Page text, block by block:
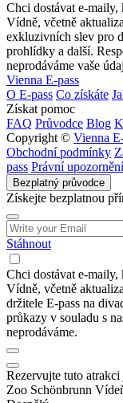
Chci dostávat e-maily,
Vídně, včetně
exkluzivních slev pro
prohlídky a další.
neprodáváme vaše
Vienna E-pass
O E-pass Co získáte
Získat pomoc
FAQ Průvodce Blog
Copyright © Vienna
Obchodní podmínky
pass Právní
Bezplatný průvodce
Získejte bezplatnou
Stáhnout
Chci dostávat e-maily,
Vídně, včetně
držitele E-pass na
průkazy v souladu s
neprodáváme.
Rezervujte tuto
Zoo Schönbrunn